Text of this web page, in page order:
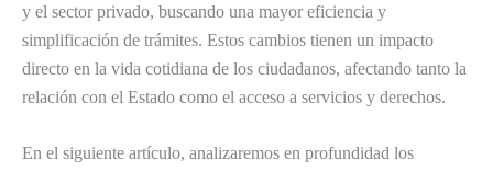
y el sector privado, buscando una mayor eficiencia y
simplificación de trámites. Estos cambios tienen un impacto
directo en la vida cotidiana de los ciudadanos, afectando tanto la
relación con el Estado como el acceso a servicios y derechos.
En el siguiente artículo, analizaremos en profundidad los